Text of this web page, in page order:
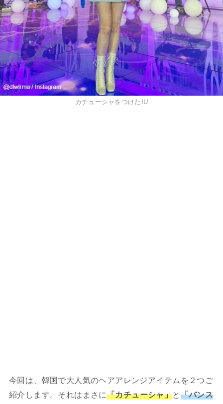
カチューシャをつけたIU
今回は、韓国で大人気のヘアアレンジアイテムを２つご
紹介します。それはまさに「カチューシャ」と 「バンス